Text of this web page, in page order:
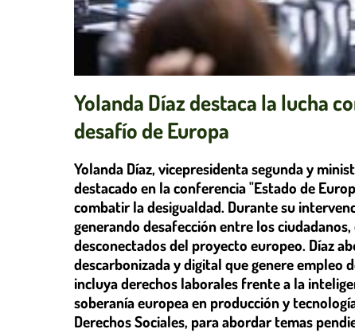
Yolanda Díaz destaca la lucha
desafío de Europa
Yolanda Díaz, vicepresidenta segunda y
destacado en la conferencia "Estado de
combatir la desigualdad. Durante su
generando desafección entre los
desconectados del proyecto europeo. Díaz
descarbonizada y digital que genere empleo
incluya derechos laborales frente a la
soberanía europea en producción y
Derechos Sociales, para abordar temas